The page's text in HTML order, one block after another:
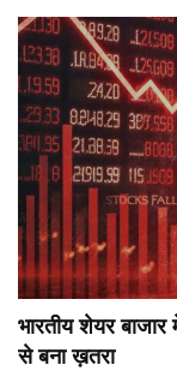
भारतीय शेयर
से बना ख़तरा